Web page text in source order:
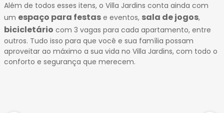
Além de todos esses itens, o Villa Jardins conta ainda com
um espaço para festas e eventos, sala de jogos,
bicicletário com 3 vagas para cada apartamento, entre
outros. Tudo isso para que você e sua família possam
aproveitar ao máximo a sua vida no Villa Jardins, com todo o
conforto e segurança que merecem.